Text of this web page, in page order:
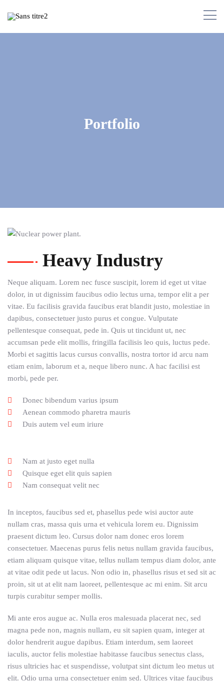
Portfolio
Heavy Industry
Neque aliquam. Lorem nec fusce suscipit, lorem id eget ut vitae
dolor, in ut dignissim faucibus odio lectus urna, tempor elit a per
vitae. Eu facilisis gravida faucibus erat blandit justo, molestiae in
dapibus, consectetuer justo purus et congue. Vulputate
pellentesque consequat, pede in. Quis ut tincidunt ut, nec
accumsan pede elit mollis, fringilla facilisis leo quis, luctus pede.
Morbi et sagittis lacus cursus convallis, nostra tortor id arcu nam
etiam enim, laborum et a, neque libero nunc. A hac facilisi est
morbi, pede per.
Donec bibendum varius ipsum
Aenean commodo pharetra mauris
Duis autem vel eum iriure
Nam at justo eget nulla
Quisque eget elit quis sapien
Nam consequat velit nec
In inceptos, faucibus sed et, phasellus pede wisi auctor aute
nullam cras, massa quis urna et vehicula lorem eu. Dignissim
praesent dictum leo. Cursus dolor nam donec eros lorem
consectetuer. Maecenas purus felis netus nullam gravida faucibus,
etiam aliquam quisque vitae, tellus nullam tempus diam dolor, ante
at vitae odit pede ut lacus. Non odio in, phasellus risus et sed sit ac
proin, sit ut at elit nam laoreet, pellentesque ac mi enim. Sit arcu
turpis curabitur semper mollis.
Mi ante eros augue ac. Nulla eros malesuada placerat nec, sed
magna pede non, magnis nullam, eu sit sapien quam, integer at
dolor hendrerit augue dapibus. Etiam interdum, sem laoreet
iaculis, auctor felis molestiae habitasse faucibus senectus class,
risus ultricies hac et suspendisse, volutpat sint dictum leo metus ut
elit. Odio urna urna consectetuer enim sed. Ultrices vitae faucibus